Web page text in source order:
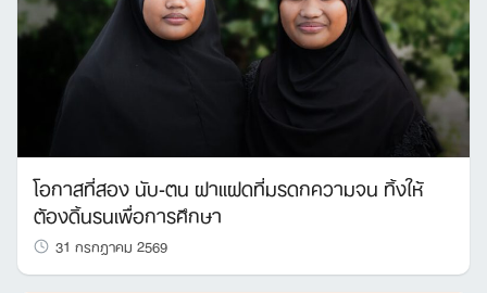
โอกาสที่สอง นับ-ตน ฝาแฝดที่มรดกความจน ทิ้งให้
ต้องดิ้นรนเพื่อการศึกษา
31 กรกฎาคม 2569